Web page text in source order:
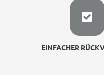
EINFACHER